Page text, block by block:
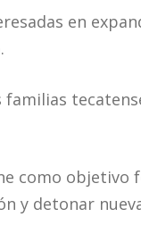
en
como objetivo
y detonar